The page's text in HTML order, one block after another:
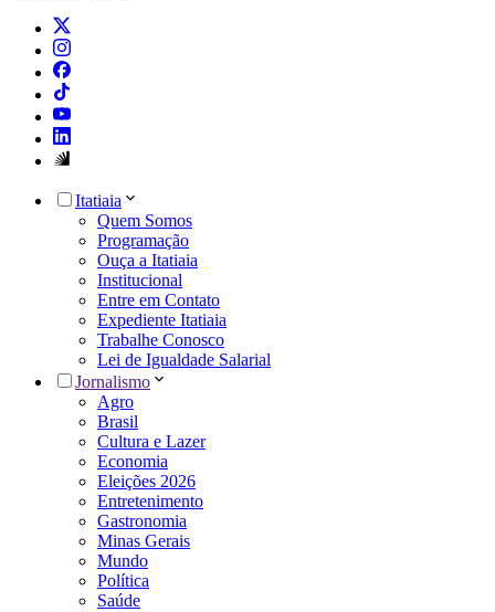
Itatiaia
Quem Somos
Programação
Ouça a Itatiaia
Institucional
Entre em Contato
Expediente Itatiaia
Trabalhe Conosco
Lei de Igualdade Salarial
Jornalismo
Agro
Brasil
Cultura e Lazer
Economia
Eleições 2026
Entretenimento
Gastronomia
Minas Gerais
Mundo
Política
Saúde